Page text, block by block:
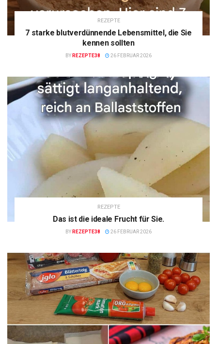
REZEPTE
7 starke blutverdünnende Lebensmittel, die Sie
kennen sollten
BY REZEPTE38 26 FEBRUAR 2026
REZEPTE
Das ist die ideale Frucht für Sie.
BY REZEPTE38 26 FEBRUAR 2026